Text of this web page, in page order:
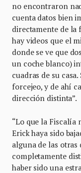
no encontraron
cuenta datos bien
directamente de la
hay videos que el
donde se ve que
un coche blanco)
cuadras de su
forcejeo, y de ahí
dirección distinta”.
“Lo que la Fiscalía
Erick haya sido
alguna de las otras
completamente
haber sido una